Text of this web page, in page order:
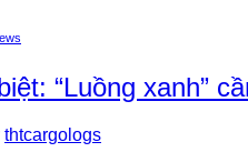
“Luồng xanh”
thtcargologs